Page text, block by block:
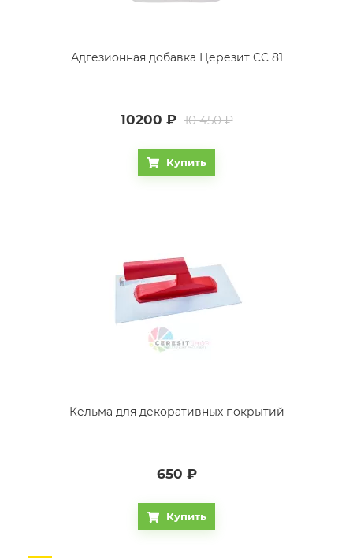
Адгезионная добавка Церезит CC 81
10200 ₽ 10 450 ₽
Купить
Кельма для декоративных покрытий
650 ₽
Купить